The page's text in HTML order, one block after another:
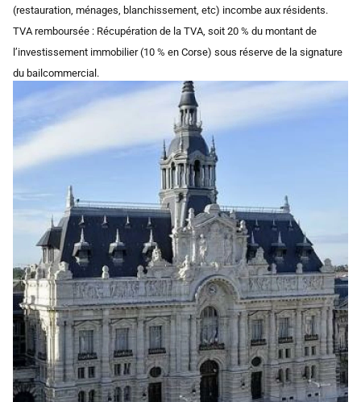
(restauration, ménages, blanchissement, etc) incombe aux résidents.
TVA remboursée : Récupération de la TVA, soit 20 % du montant de
l’investissement immobilier (10 % en Corse) sous réserve de la signature
du bailcommercial.